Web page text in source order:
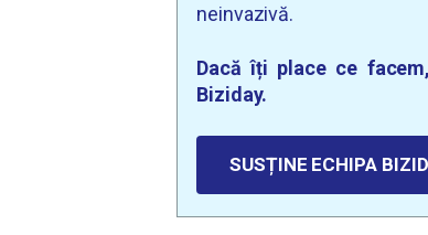
neinvazivă.
Dacă îți place ce
Biziday.
SUSȚINE ECHIPA